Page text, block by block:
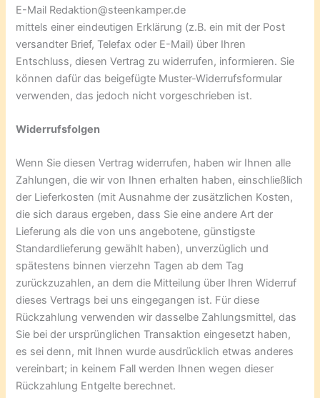
E-Mail Redaktion@steenkamper.de
mittels einer eindeutigen Erklärung (z.B. ein mit der Post
versandter Brief, Telefax oder E-Mail) über Ihren
Entschluss, diesen Vertrag zu widerrufen, informieren. Sie
können dafür das beigefügte Muster-Widerrufsformular
verwenden, das jedoch nicht vorgeschrieben ist.
Widerrufsfolgen
Wenn Sie diesen Vertrag widerrufen, haben wir Ihnen alle
Zahlungen, die wir von Ihnen erhalten haben, einschließlich
der Lieferkosten (mit Ausnahme der zusätzlichen Kosten,
die sich daraus ergeben, dass Sie eine andere Art der
Lieferung als die von uns angebotene, günstigste
Standardlieferung gewählt haben), unverzüglich und
spätestens binnen vierzehn Tagen ab dem Tag
zurückzuzahlen, an dem die Mitteilung über Ihren Widerruf
dieses Vertrags bei uns eingegangen ist. Für diese
Rückzahlung verwenden wir dasselbe Zahlungsmittel, das
Sie bei der ursprünglichen Transaktion eingesetzt haben,
es sei denn, mit Ihnen wurde ausdrücklich etwas anderes
vereinbart; in keinem Fall werden Ihnen wegen dieser
Rückzahlung Entgelte berechnet.